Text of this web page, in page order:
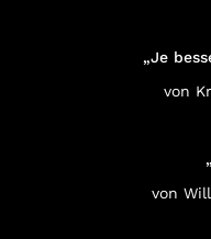
„Je
von
von